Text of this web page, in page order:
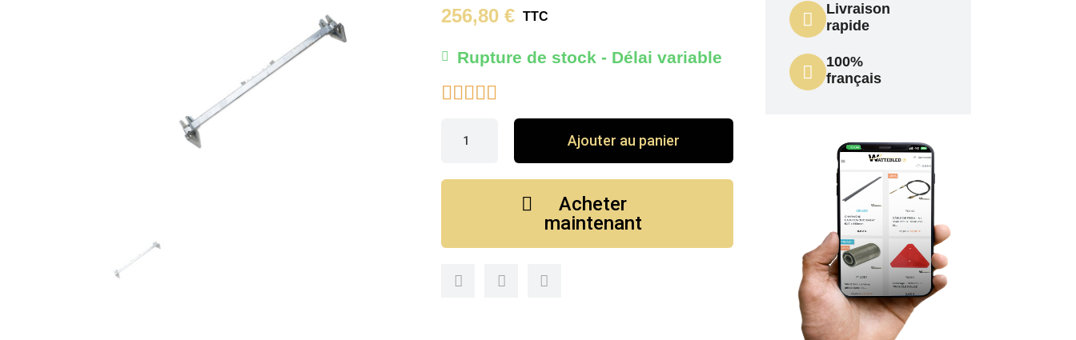
256,80 € TTC
Rupture de stock - Délai variable
    
Ajouter au panier
Acheter
maintenant
Livraison
rapide
100%
français